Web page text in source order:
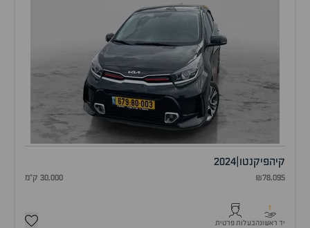
קיהפיקנטו 2024
₪78,095 30,000 ק"מ
1
יד ראשונהבעלות פרטית